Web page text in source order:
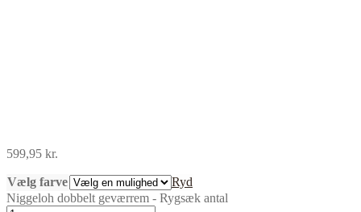
599,95 kr.
Vælg farve
Ryd
Niggeloh dobbelt geværrem - Rygsæk antal